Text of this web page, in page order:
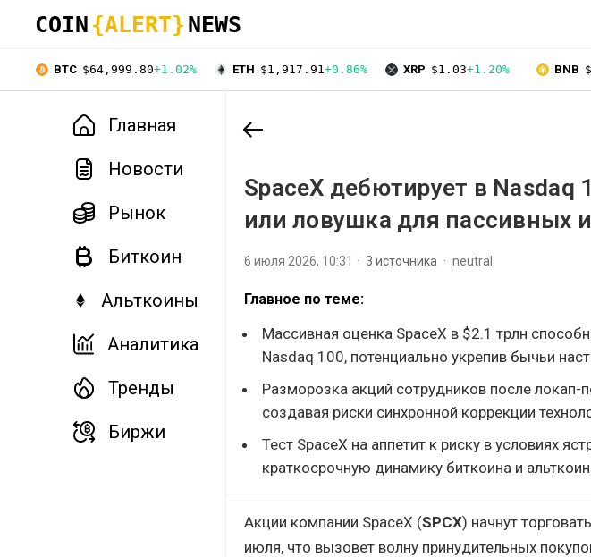
COIN {ALERT} NEWS
BTC $64,999.80+1.02% ETH $1,917.91+0.86% XRP $1.03+1.20% BNB
Главная
Новости
Рынок
Биткоин
Альткоины
Аналитика
Тренды
Биржи
SpaceX дебютирует в Nasdaq
или ловушка для пассивных
6 июля 2026, 10:31 3 источника neutral
Главное по теме:
Массивная оценка SpaceX в $2.1 трлн
Nasdaq 100, потенциально укрепив бычьи
Разморозка акций сотрудников после локап-
создавая риски синхронной коррекции
Тест SpaceX на аппетит к риску в условиях
краткосрочную динамику биткоина и
Акции компании SpaceX (SPCX) начнут
июля, что вызовет волну принудительных